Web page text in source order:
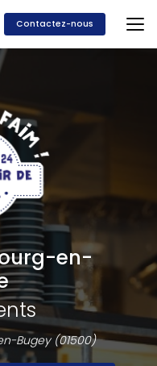
Contactez-nous
en-
Bugey (01500)